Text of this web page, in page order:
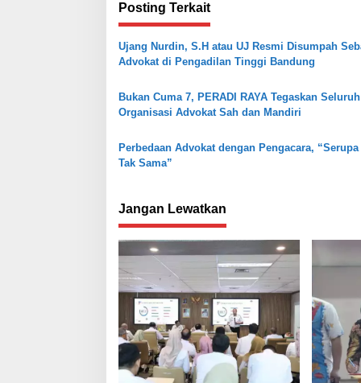
g
a
s
p
s
Posting Terkait
Ujang Nurdin, S.H atau UJ Resmi Disumpah
Advokat di Pengadilan Tinggi Bandung
Bukan Cuma 7, PERADI RAYA Tegaskan Seluruh
Organisasi Advokat Sah dan Mandiri
Perbedaan Advokat dengan Pengacara, “Serupa
Tak Sama”
Jangan Lewatkan